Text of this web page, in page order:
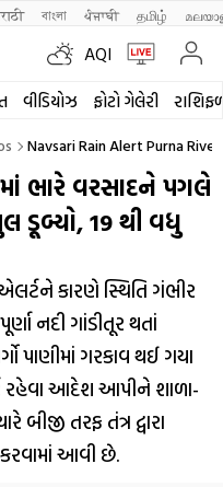
বাংলা ਪੰਜਾਬੀ தமிழ்
AQI
વીડિયોઝ ફોટો ગેલેરી
Navsari Rain Alert Purna
ભારે વરસાદને પગલે
ડૂબ્યો, 19 થી વધુ
કારણે સ્થિતિ ગંભીર
નદી ગાંડીતૂર થતાં
પાણીમાં ગરકાવ થઈ ગયા
રહેવા આદેશ આપીને શાળા-
બીજી તરફ તંત્ર દ્વારા
આવી છે.